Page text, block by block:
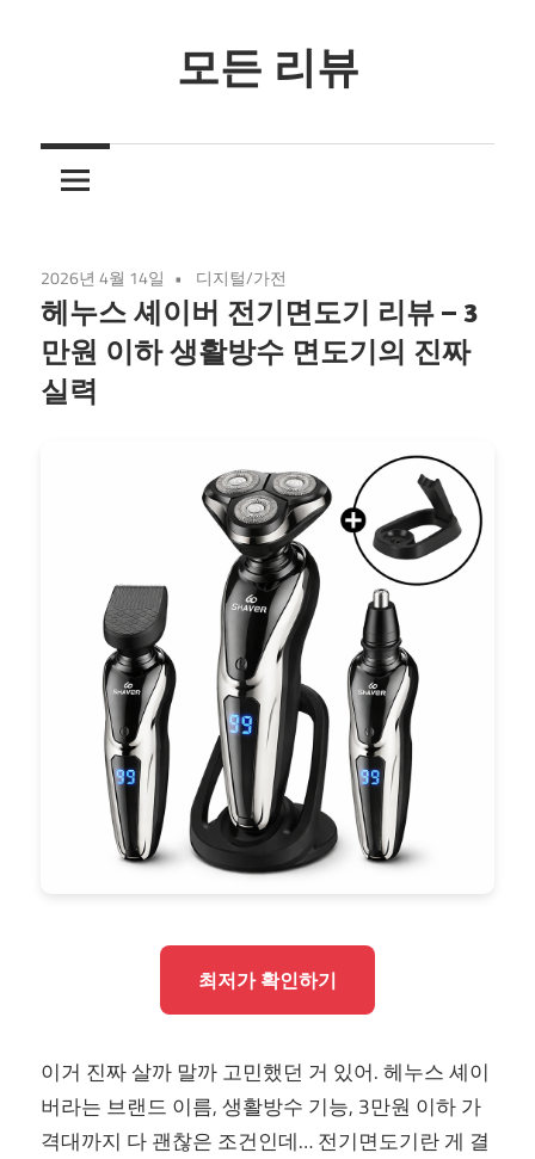
모든 리뷰
줄
뷰
2026년 4월 14일 디지털/가전
헤누스 셰이버 전기면도기 리뷰 – 3
만원 이하 생활방수 면도기의 진짜
실력
최저가 확인하기
이거 진짜 살까 말까 고민했던 거 있어. 헤누스 셰이
버라는 브랜드 이름, 생활방수 기능, 3만원 이하 가
격대까지 다 괜찮은 조건인데… 전기면도기란 게 결